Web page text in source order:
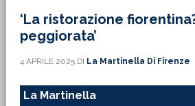
‘La ristorazione
peggiorata’
4 APRILE 2025DI La Martinella Di Firenze
La Martinella